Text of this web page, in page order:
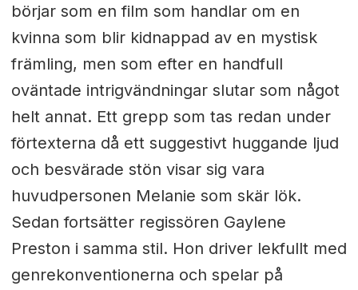
börjar som en film som handlar om en
kvinna som blir kidnappad av en mystisk
främling, men som efter en handfull
oväntade intrigvändningar slutar som något
helt annat. Ett grepp som tas redan under
förtexterna då ett suggestivt huggande ljud
och besvärade stön visar sig vara
huvudpersonen Melanie som skär lök.
Sedan fortsätter regissören Gaylene
Preston i samma stil. Hon driver lekfullt med
genrekonventionerna och spelar på